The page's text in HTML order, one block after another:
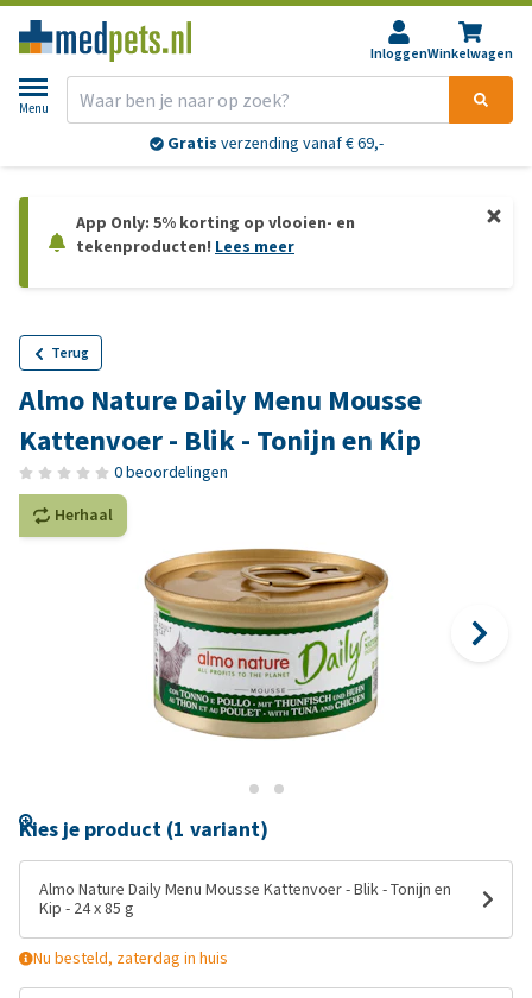
InloggenWinkelwagen
Menu
Gratis verzending vanaf € 69,-
App Only: 5% korting op vlooien- en
tekenproducten! Lees meer
Terug
Almo Nature Daily Menu Mousse
Kattenvoer - Blik - Tonijn en Kip
0 beoordelingen
Herhaal
Kies je product (1 variant)
Almo Nature Daily Menu Mousse Kattenvoer - Blik - Tonijn en
Kip - 24 x 85 g
Nu besteld, zaterdag in huis